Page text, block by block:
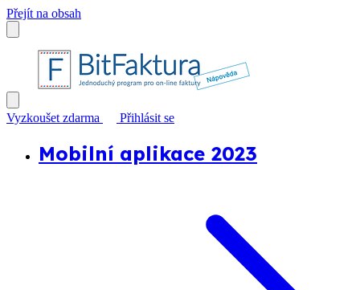
Přejít na obsah
Vyzkoušet zdarma Přihlásit se
Mobilní aplikace 2023